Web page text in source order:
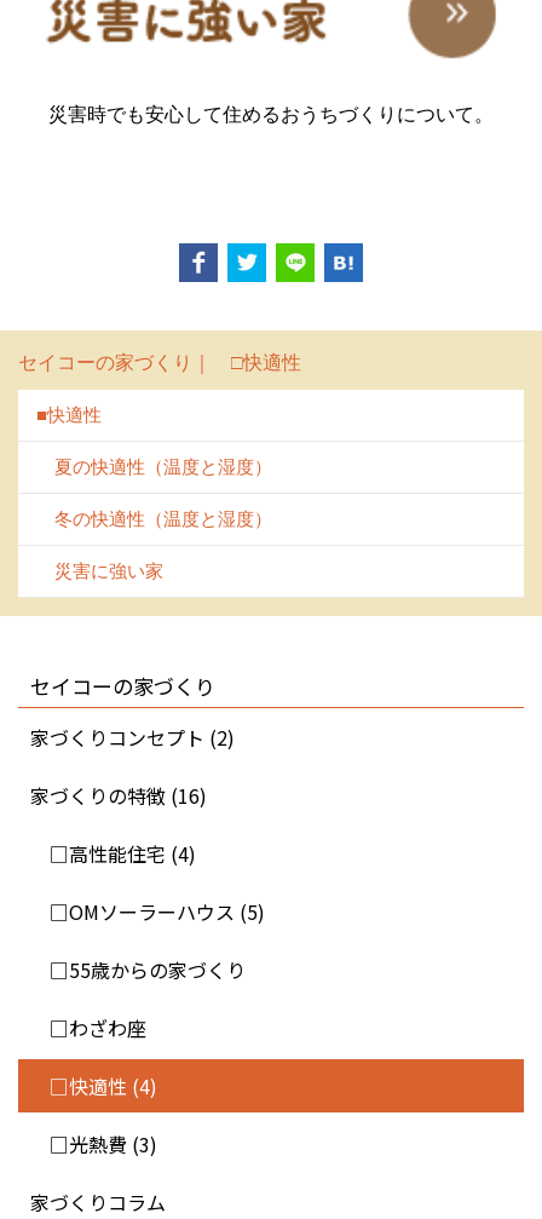
災害時でも安心して住めるおうちづくりについて。
セイコーの家づくり｜ □快適性
■快適性
夏の快適性（温度と湿度）
冬の快適性（温度と湿度）
災害に強い家
セイコーの家づくり
家づくりコンセプト (2)
家づくりの特徴 (16)
□高性能住宅 (4)
□OMソーラーハウス (5)
□55歳からの家づくり
□わざわ座
□快適性 (4)
□光熱費 (3)
家づくりコラム